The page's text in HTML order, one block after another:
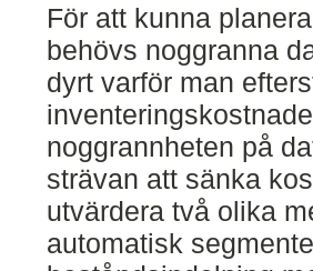
För att kunna
behövs noggranna
dyrt varför man
noggrannheten på
strävan att sänka
utvärdera två olika
automatisk